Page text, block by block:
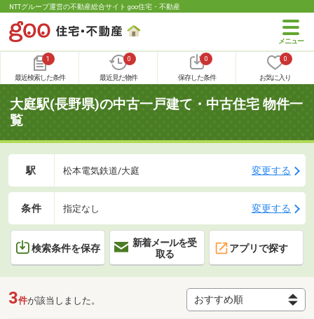
NTTグループ運営の不動産総合サイト goo住宅・不動産
1
最近検索した条件
0
最近見た物件
0
保存した条件
0
お気に入り
大庭駅(長野県)の中古一戸建て・中古住宅 物件一
覧
駅 松本電気鉄道/大庭 変更する
条件 指定なし 変更する
検索条件を保存
新着メールを受
取る
アプリで探す
3件が該当しました。